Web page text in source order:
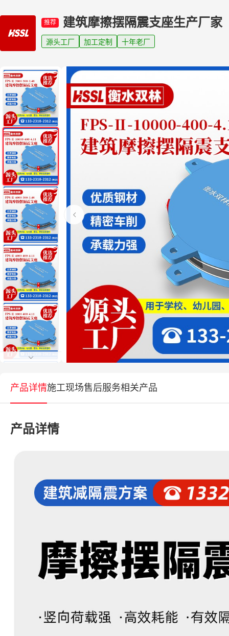
推荐 建筑摩擦摆隔震支座生产厂家
源头工厂 加工定制 十年老厂
产品详情施工现场售后服务相关产品
产品详情